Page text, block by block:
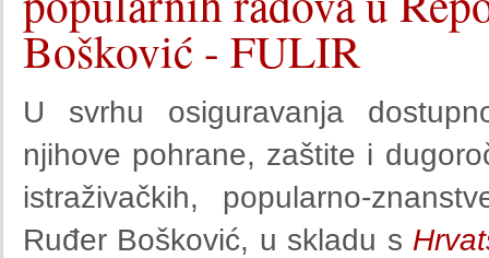
Bošković - FULIR
U svrhu osiguravanja
njihove pohrane, zaštite i
istraživačkih, popularno-
Ruđer Bošković, u skladu s